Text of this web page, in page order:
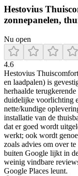
Hestovius
zonnepanelen,
Nu open
4.6
Hestovius
en laadpalen) is
herhaalde
duidelijke voorlichting
nette/kundige
installatie van de
dat er goed wordt
werkt; ook wordt
zoals advies om over
buiten Google lijkt in
weinig vindbare
Google Places leunt.